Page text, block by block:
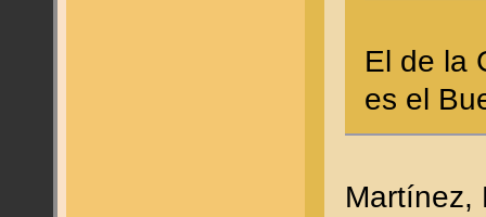
El de la
es el
Martínez,